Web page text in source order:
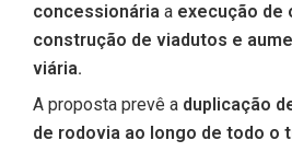
concessionária a execução de
construção de viadutos e
viária.
A proposta prevê a duplicação
de rodovia ao longo de todo o